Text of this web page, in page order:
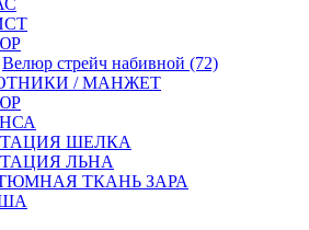
Велюр стрейч набивной (72)
/ МАНЖЕТ
ШЕЛКА
ЛЬНА
ТКАНЬ ЗАРА